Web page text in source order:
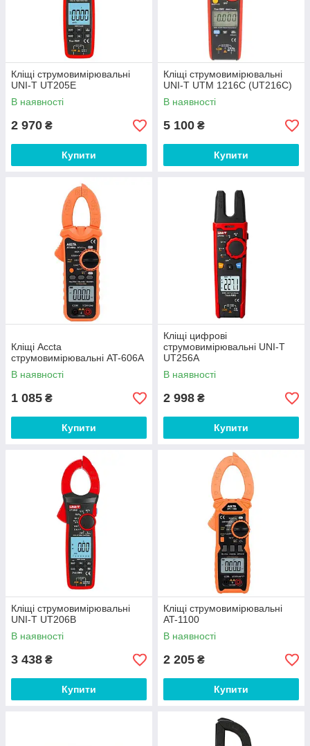
Кліщі струмовимірювальні
UNI-T UT205E
В наявності
2 970 ₴
Купити
Кліщі струмовимірювальні
UNI-T UTM 1216С (UT216C)
В наявності
5 100 ₴
Купити
Кліщі Accta
струмовимірювальні AT-606A
В наявності
1 085 ₴
Купити
Кліщі цифрові
струмовимірювальні UNI-T
UT256A
В наявності
2 998 ₴
Купити
Кліщі струмовимірювальні
UNI-T UT206B
В наявності
3 438 ₴
Купити
Кліщі струмовимірювальні
AT-1100
В наявності
2 205 ₴
Купити